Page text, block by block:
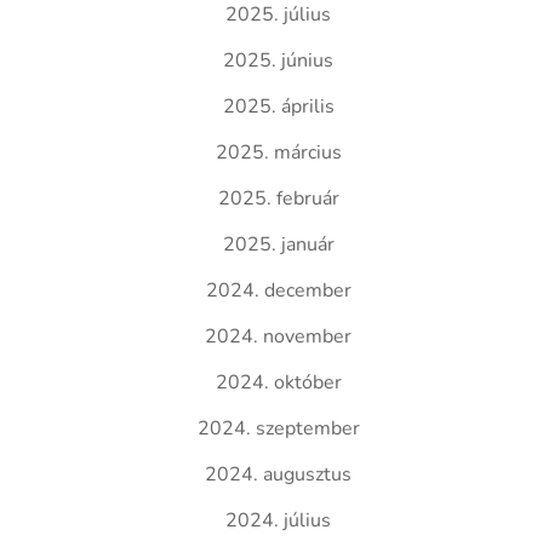
2025. július
2025. június
2025. április
2025. március
2025. február
2025. január
2024. december
2024. november
2024. október
2024. szeptember
2024. augusztus
2024. július